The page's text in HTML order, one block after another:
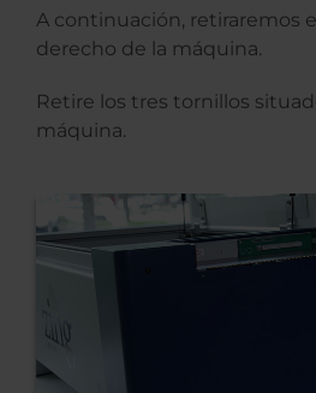
A continuación, retiraremos
derecho de la máquina.
Retire los tres tornillos
máquina.